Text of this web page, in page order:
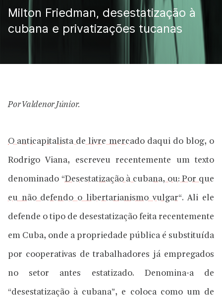
Milton Friedman, desestatização à
cubana e privatizações tucanas
Por Valdenor Júnior.
O anticapitalista de livre mercadodaqui do blog, o
Rodrigo Viana, escreveu recentemente um texto
denominado “Desestatização à cubana, ou: Por que
eu não defendo o libertarianismo vulgar“. Ali ele
defende o tipo de desestatização feita recentemente
em Cuba, onde a propriedade pública é substituída
por cooperativas de trabalhadores já empregados
no setor antes estatizado. Denomina-a de
“desestatização à cubana”, e coloca como um de